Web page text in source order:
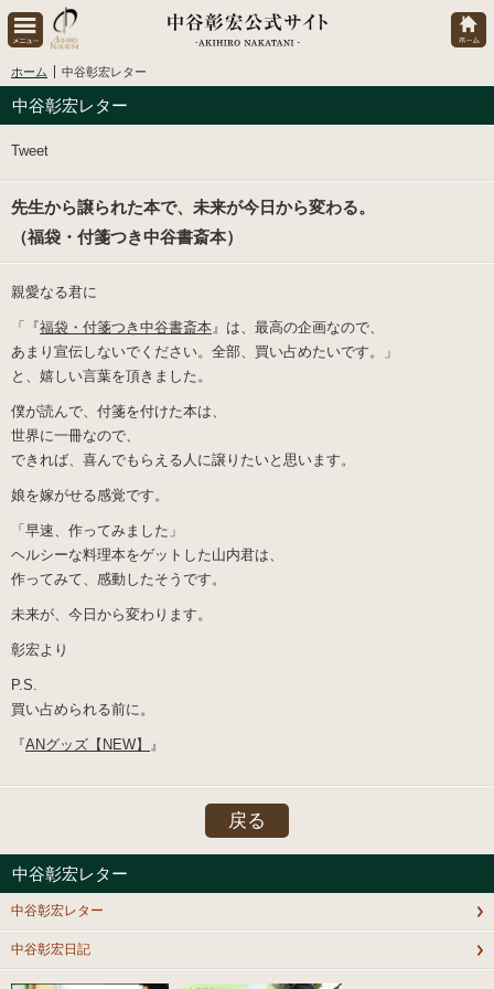
ホーム 中谷彰宏レター
中谷彰宏レター
Tweet
先生から譲られた本で、未来が今日から変わる。
（福袋・付箋つき中谷書斎本）
親愛なる君に
「『福袋・付箋つき中谷書斎本』は、最高の企画なので、
あまり宣伝しないでください。全部、買い占めたいです。」
と、嬉しい言葉を頂きました。
僕が読んで、付箋を付けた本は、
世界に一冊なので、
できれば、喜んでもらえる人に譲りたいと思います。
娘を嫁がせる感覚です。
「早速、作ってみました」
ヘルシーな料理本をゲットした山内君は、
作ってみて、感動したそうです。
未来が、今日から変わります。
彰宏より
P.S.
買い占められる前に。
『ANグッズ【NEW】 』
戻る
中谷彰宏レター
中谷彰宏レター
中谷彰宏日記